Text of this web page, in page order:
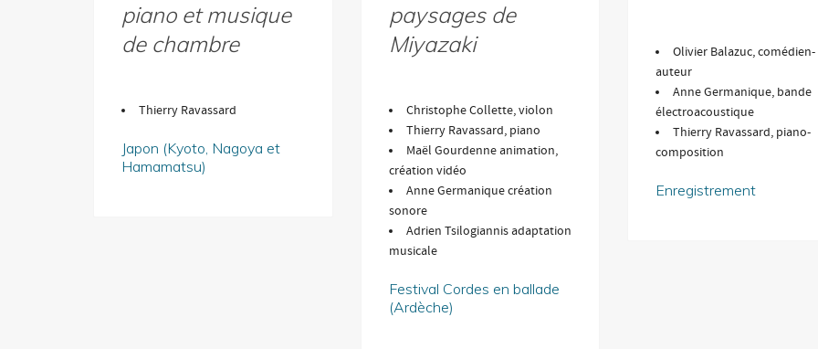
piano et musique
de chambre
Thierry Ravassard
Japon (Kyoto, Nagoya et
Hamamatsu)
paysages de
Miyazaki
Christophe Collette, violon
Thierry Ravassard, piano
Maël Gourdenne animation,
création vidéo
Anne Germanique création
sonore
Adrien Tsilogiannis adaptation
musicale
Festival Cordes en ballade
(Ardèche)
Olivier Balazuc, comédien-
auteur
Anne Germanique, bande
électroacoustique
Thierry Ravassard, piano-
composition
Enregistrement